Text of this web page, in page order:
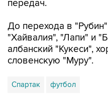
передач.
До перехода в
"Хайвалия", "Лапи" и
албанский "Кукеси",
словенскую "Муру".
Спартак футбол